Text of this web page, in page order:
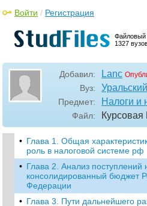
Файловый
1327
Войти / Регистрация
Добавил: Lanc
Вуз:
Предмет: Налоги и
Файл:
• Глава 1. Общая
роль в налоговой системе рф
• Глава 2. Анализ поступлений
консолидированный бюджет
Федерации
• Глава 3. Пути дальнейшего